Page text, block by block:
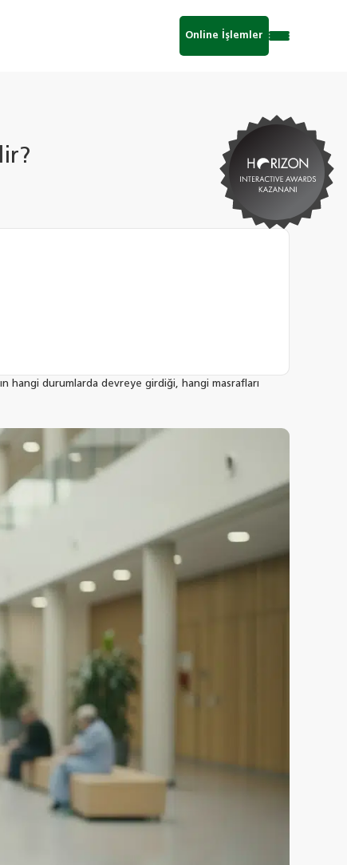
Online İşlemler
hangi durumlarda devreye girdiği, hangi masrafları